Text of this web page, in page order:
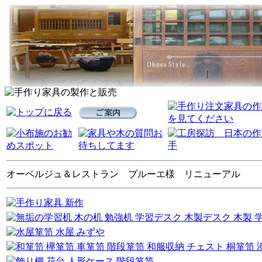
オーベルジュ＆レストラン ブルーエ様 リニューアル